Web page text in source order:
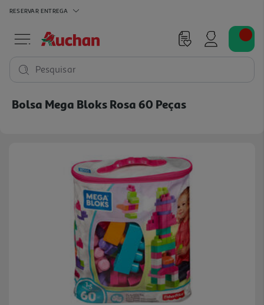
RESERVAR ENTREGA
Pesquisar
Bolsa Mega Bloks Rosa 60 Peças